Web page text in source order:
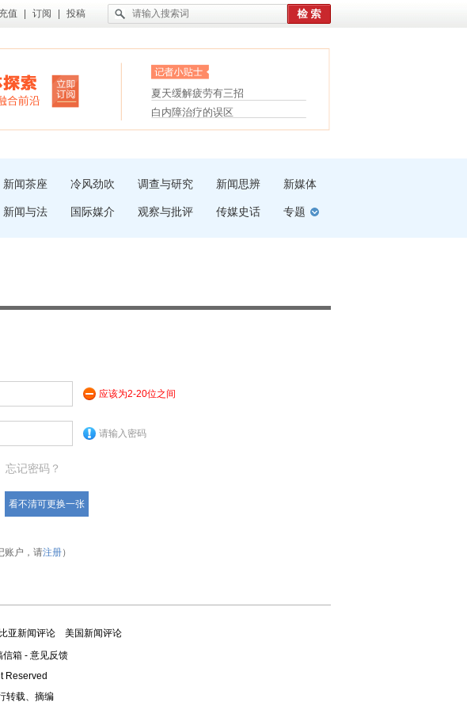
充值 订阅 投稿
“枝桠”“树桠”宜写成“枝...
夏天缓解疲劳有三招
护腰，摆脱六大坏习惯
受伤了冰敷还是热敷
白内障治疗的误区
新闻茶座 冷风劲吹 调查与研究 新闻思辨 新媒体
新闻与法 国际媒介 观察与批评 传媒史话 专题
应该为2-20位之间
请输入密码
忘记密码？
看不清可更换一张
账户，请注册）
亚新闻评论
美国新闻评论
信箱- 意见反馈
Reserved
转载、摘编